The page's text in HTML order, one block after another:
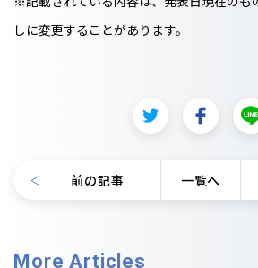
しに変更することがあります。
前の記事 一覧へ
More Articles